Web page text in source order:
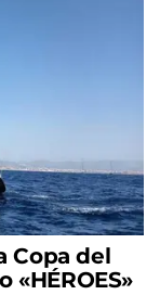
Copa del
«HÉROES»